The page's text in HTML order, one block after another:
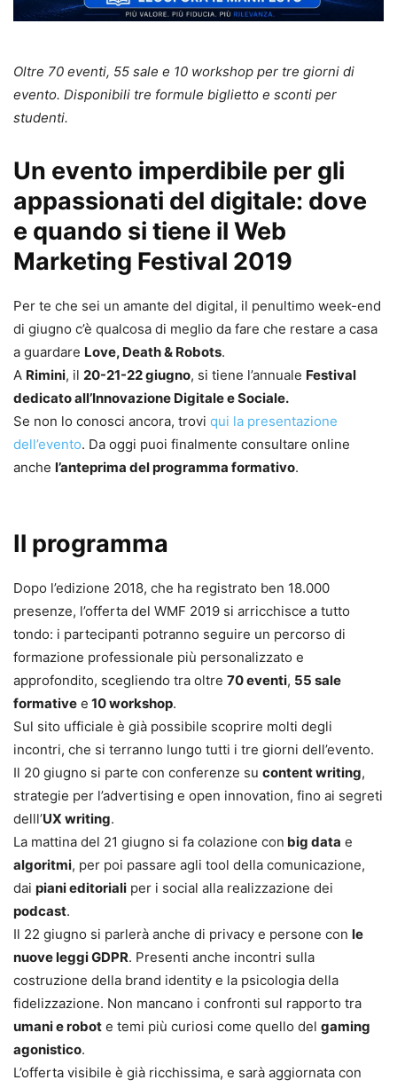
Oltre 70 eventi, 55 sale e 10 workshop per tre giorni di
evento. Disponibili tre formule biglietto e sconti per
studenti.
Un evento imperdibile per gli
appassionati del digitale: dove
e quando si tiene il Web
Marketing Festival 2019
Per te che sei un amante del digital, il penultimo week-end
di giugno c’è qualcosa di meglio da fare che restare a casa
a guardare Love, Death & Robots.
A Rimini, il 20-21-22 giugno, si tiene l’annuale Festival
dedicato all’Innovazione Digitale e Sociale.
Se non lo conosci ancora, trovi qui la presentazione
dell’evento. Da oggi puoi finalmente consultare online
anche l’anteprima del programma formativo.
Il programma
Dopo l’edizione 2018, che ha registrato ben 18.000
presenze, l’offerta del WMF 2019 si arricchisce a tutto
tondo: i partecipanti potranno seguire un percorso di
formazione professionale più personalizzato e
approfondito, scegliendo tra oltre 70 eventi, 55 sale
formative e 10 workshop.
Sul sito ufficiale è già possibile scoprire molti degli
incontri, che si terranno lungo tutti i tre giorni dell’evento.
Il 20 giugno si parte con conferenze su content writing,
strategie per l’advertising e open innovation, fino ai segreti
delll’UX writing.
La mattina del 21 giugno si fa colazione con big data e
algoritmi, per poi passare agli tool della comunicazione,
dai piani editoriali per i social alla realizzazione dei
podcast.
Il 22 giugno si parlerà anche di privacy e persone con le
nuove leggi GDPR. Presenti anche incontri sulla
costruzione della brand identity e la psicologia della
fidelizzazione. Non mancano i confronti sul rapporto tra
umani e robot e temi più curiosi come quello del gaming
agonistico.
L’offerta visibile è già ricchissima, e sarà aggiornata con